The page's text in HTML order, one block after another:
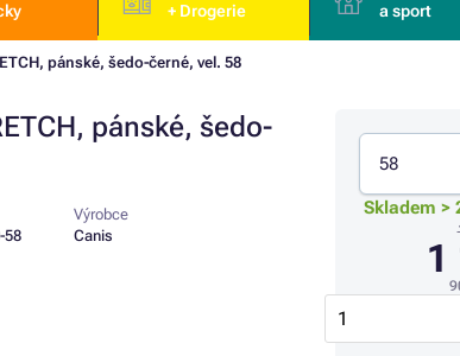
+ Drogerie
a sport
pánské, šedo-černé, vel. 58
pánské, šedo-
58
Výrobce
Canis
58
Skladem >
1